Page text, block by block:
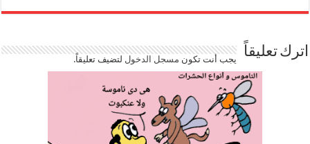
اترك تعليقاً يجب أنت تكون مسجل الدخوللتضيف تعليقاً.